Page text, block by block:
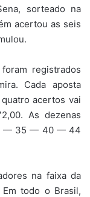
sorteado na
acertou as seis
registrados
Cada aposta
acertos vai
As dezenas
— 35 — 40 — 44
na faixa da
todo o Brasil,